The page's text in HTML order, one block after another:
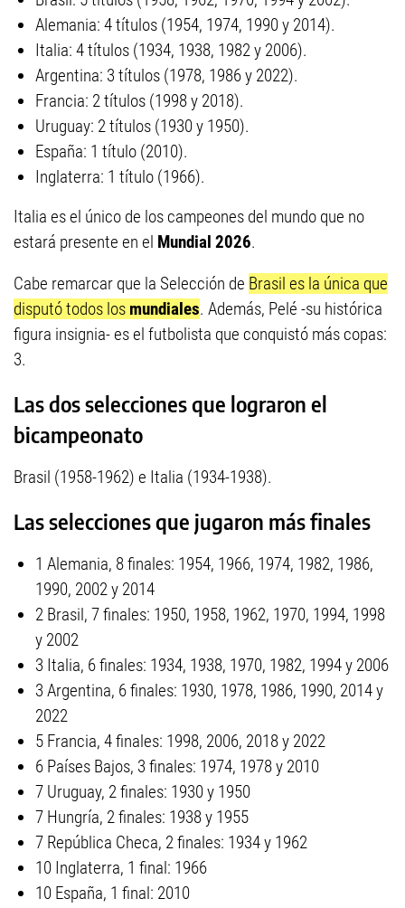
Alemania: 4 títulos (1954, 1974, 1990 y 2014).
Italia: 4 títulos (1934, 1938, 1982 y 2006).
Argentina: 3 títulos (1978, 1986 y 2022).
Francia: 2 títulos (1998 y 2018).
Uruguay: 2 títulos (1930 y 1950).
España: 1 título (2010).
Inglaterra: 1 título (1966).
Italia es el único de los campeones del mundo que no
estará presente en el Mundial 2026.
Cabe remarcar que la Selección de Brasil es la única que
disputó todos los mundiales. Además, Pelé -su histórica
figura insignia- es el futbolista que conquistó más copas:
3.
Las dos selecciones que lograron el
bicampeonato
Brasil (1958-1962) e Italia (1934-1938).
Las selecciones que jugaron más finales
1 Alemania, 8 finales: 1954, 1966, 1974, 1982, 1986,
1990, 2002 y 2014
2 Brasil, 7 finales: 1950, 1958, 1962, 1970, 1994, 1998
y 2002
3 Italia, 6 finales: 1934, 1938, 1970, 1982, 1994 y 2006
3 Argentina, 6 finales: 1930, 1978, 1986, 1990, 2014 y
2022
5 Francia, 4 finales: 1998, 2006, 2018 y 2022
6 Países Bajos, 3 finales: 1974, 1978 y 2010
7 Uruguay, 2 finales: 1930 y 1950
7 Hungría, 2 finales: 1938 y 1955
7 República Checa, 2 finales: 1934 y 1962
10 Inglaterra, 1 final: 1966
10 España, 1 final: 2010